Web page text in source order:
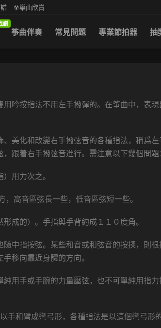
譜
筝曲伴奏 常見問題 專業節拍器 抽
☢樂曲欣賞
吟按指法不用左手撥彈的。在筝曲中，表
美化和改變右手撥弦音的各種指法，稱爲
跟着右手撥弦音進行。需注意以下幾個問題：
用力次之。
高音區弦長一些，低音區弦短一些。
成的）。手指與手背約成１１０度角。
中指按弦。某些和音或和弦音的按揉，則
移向靠近身體的方向。
用手或手腕的力量壓弦，也不可單純用指
手和臂成彎弓形，各種指法是以這個彎弓形